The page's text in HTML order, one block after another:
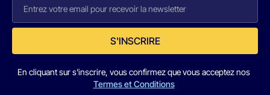
S'INSCRIRE
En cliquant sur s'inscrire, vous confirmez que vous acceptez nos
Termes et Conditions